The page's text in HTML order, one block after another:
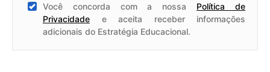
Você concorda com a nossa Política de
Privacidade e aceita receber informações
adicionais do Estratégia Educacional.